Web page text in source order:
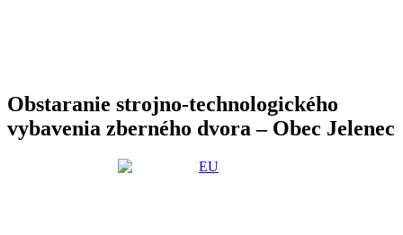
Obstaranie strojno-technologického
vybavenia zberného dvora – Obec Jelenec